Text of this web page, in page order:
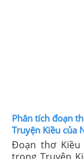
Phân tích đoạn
Truyện Kiều của
Đoạn thơ